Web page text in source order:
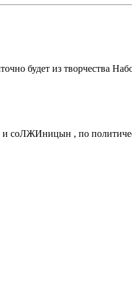
будет из творчества
и соЛЖИницын , по